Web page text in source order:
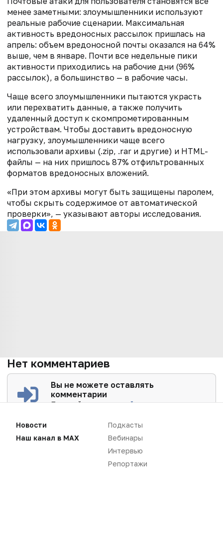
менее заметными: злоумышленники используют
реальные рабочие сценарии. Максимальная
активность вредоносных рассылок пришлась на
апрель: объем вредоносной почты оказался на 64%
выше, чем в январе. Почти все недельные пики
активности приходились на рабочие дни (96%
рассылок), а большинство — в рабочие часы.
Чаще всего злоумышленники пытаются украсть
или перехватить данные, а также получить
удаленный доступ к скомпрометированным
устройствам. Чтобы доставить вредоносную
нагрузку, злоумышленники чаще всего
использовали архивы (.zip, .rar и другие) и HTML-
файлы — на них пришлось 87% отфильтрованных
форматов вредоносных вложений.
«При этом архивы могут быть защищены паролем,
чтобы скрыть содержимое от автоматической
проверки», — указывают авторы исследования.
Нет комментариев
Вы не можете оставлять
комментарии
Пожалуйста,авторизуйтесь
Новости
Наш канал в MAX
Подкасты
Вебинары
Интервью
Репортажи